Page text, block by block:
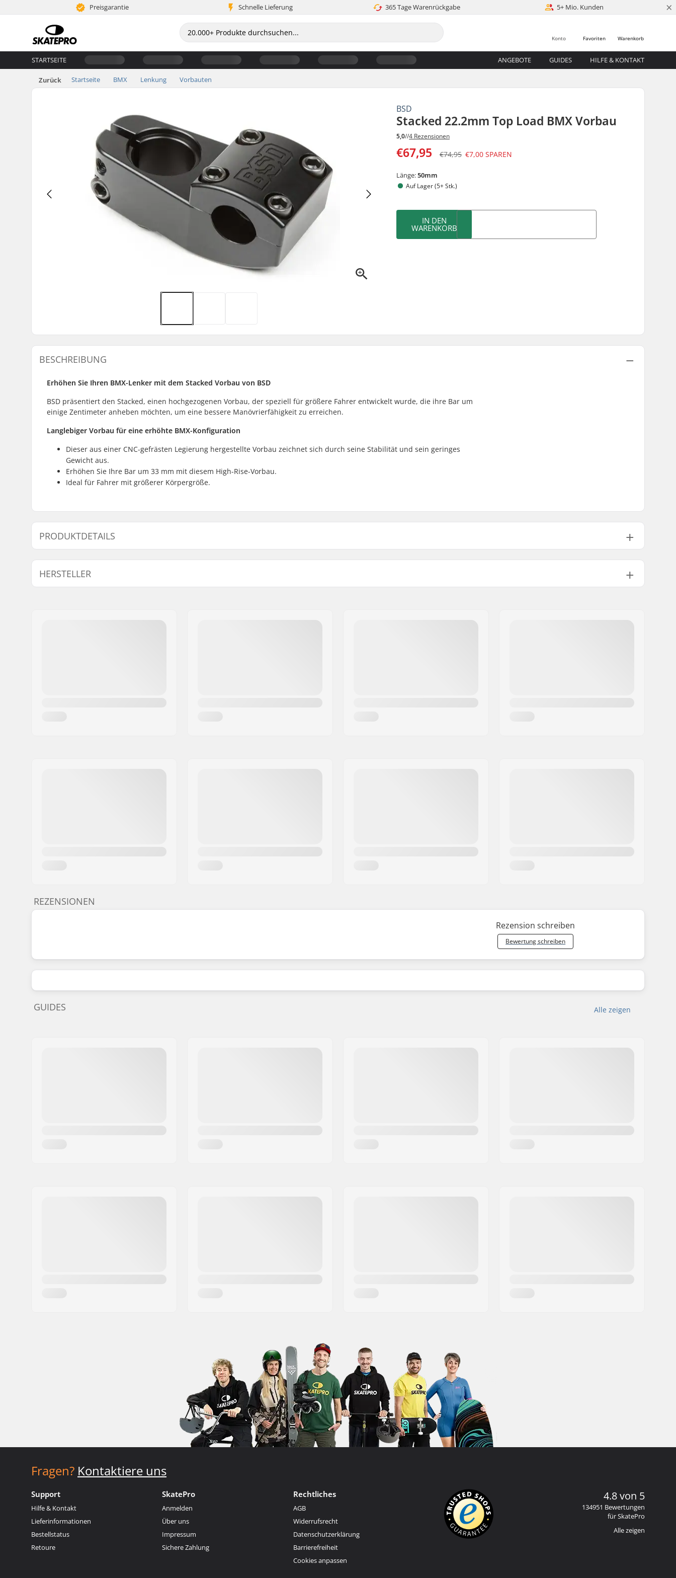
Preisgarantie Schnelle Lieferung 365 Tage Warenrückgabe 5+ Mio. Kunden ×
Warenkorb
Favoriten
Konto
STARTSEITE ANGEBOTE GUIDES HILFE & KONTAKT
Zurück Startseite BMX Lenkung Vorbauten
BSD
Stacked 22.2mm Top Load BMX Vorbau
5,0//4 Rezensionen
€67,95 €74,95 €7,00 SPAREN
Länge:50mm
Auf Lager (5+ Stk.)
IN DEN
WARENKORB
BESCHREIBUNG
Erhöhen Sie Ihren BMX-Lenker mit dem Stacked Vorbau von BSD
BSD präsentiert den Stacked, einen hochgezogenen Vorbau, der speziell für größere Fahrer entwickelt wurde, die ihre Bar um
einige Zentimeter anheben möchten, um eine bessere Manövrierfähigkeit zu erreichen.
Langlebiger Vorbau für eine erhöhte BMX-Konfiguration
Dieser aus einer CNC-gefrästen Legierung hergestellte Vorbau zeichnet sich durch seine Stabilität und sein geringes
Gewicht aus.
Erhöhen Sie Ihre Bar um 33 mm mit diesem High-Rise-Vorbau.
Ideal für Fahrer mit größerer Körpergröße.
PRODUKTDETAILS
Vorbau(Stem)-Type/Länge:
50mm, Top load
Lenkererhöhung:
Vorbau (Stem) Durchmesser:
22.2mm
Gewicht:
312g
HERSTELLER
REZENSIONEN
Rezension schreiben
Bewertung schreiben
Alle zeigen
GUIDES
Fragen? Kontaktiere uns
Support
Hilfe & Kontakt
Lieferinformationen
Bestellstatus
Retoure
SkatePro
Anmelden
Über uns
Impressum
Sichere Zahlung
Rechtliches
AGB
Widerrufsrecht
Datenschutzerklärung
Barrierefreiheit
Cookies anpassen
4.8 von 5
134951 Bewertungen
für SkatePro
Alle zeigen